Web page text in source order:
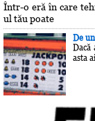
Într-o eră în care
ul tău poate
De
Dacă
asta